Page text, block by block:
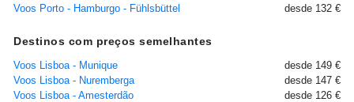
Voos Porto - Hamburgo - Fühlsbüttel
desde 132 €
Destinos com preços semelhantes
Voos Lisboa - Munique
desde 149 €
Voos Lisboa - Nuremberga
desde 147 €
Voos Lisboa - Amesterdão
desde 126 €